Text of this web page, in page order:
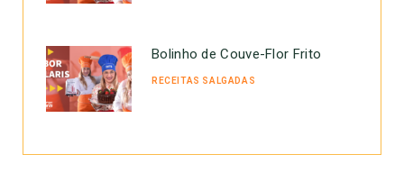
Bolinho de Couve-Flor Frito
RECEITAS SALGADAS